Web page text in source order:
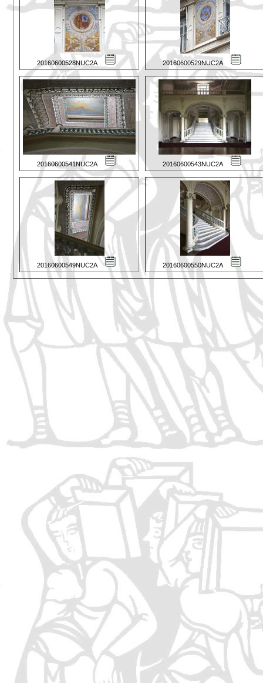
20160600528NUC2A 20160600529NUC2A
20160600541NUC2A 20160600543NUC2A
20160600549NUC2A 20160600550NUC2A